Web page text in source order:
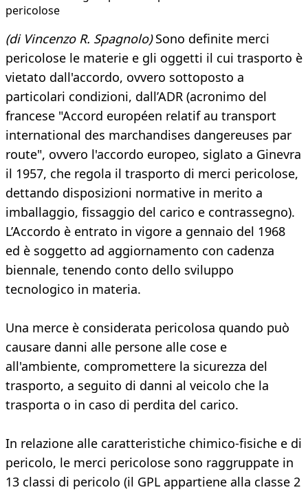
pericolose
(di Vincenzo R. Spagnolo)Sono definite merci
pericolose le materie e gli oggetti il cui trasporto è
vietato dall'accordo, ovvero sottoposto a
particolari condizioni, dall’ADR (acronimo del
francese "Accord européen relatif au transport
international des marchandises dangereuses par
route", ovvero l'accordo europeo, siglato a Ginevra
il 1957, che regola il trasporto di merci pericolose,
dettando disposizioni normative in merito a
imballaggio, fissaggio del carico e contrassegno).
L’Accordo è entrato in vigore a gennaio del 1968
ed è soggetto ad aggiornamento con cadenza
biennale, tenendo conto dello sviluppo
tecnologico in materia.
Una merce è considerata pericolosa quando può
causare danni alle persone alle cose e
all'ambiente, compromettere la sicurezza del
trasporto, a seguito di danni al veicolo che la
trasporta o in caso di perdita del carico.
In relazione alle caratteristiche chimico-fisiche e di
pericolo, le merci pericolose sono raggruppate in
13 classi di pericolo (il GPL appartiene alla classe 2